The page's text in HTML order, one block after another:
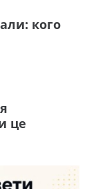
кого
це